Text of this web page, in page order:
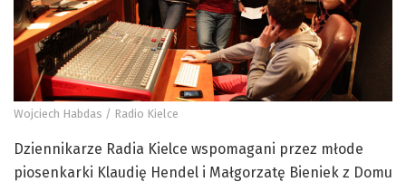
Wojciech Habdas / Radio Kielce
Dziennikarze Radia Kielce wspomagani przez młode
piosenkarki Klaudię Hendel i Małgorzatę Bieniek z Domu